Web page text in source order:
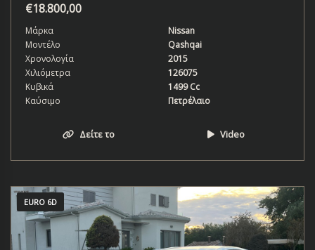
€18.800,00
Μάρκα
Nissan
Μοντέλο
Qashqai
Χρονολογία
2015
Χιλιόμετρα
126075
Κυβικά
1499 Cc
Καύσιμο
Πετρέλαιο
Δείτε το Video
EURO 6D